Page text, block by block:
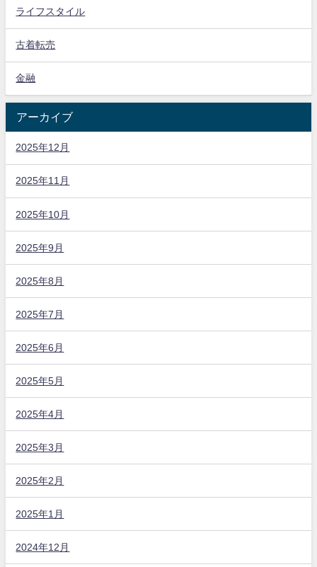
ライフスタイル
古着転売
金融
アーカイブ
2025年12月
2025年11月
2025年10月
2025年9月
2025年8月
2025年7月
2025年6月
2025年5月
2025年4月
2025年3月
2025年2月
2025年1月
2024年12月